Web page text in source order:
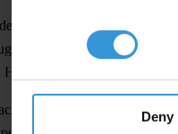
Deny
las Américas evaluados,
(72) y Brasil (43),que
Paraguay, Haití y
evalúa los niveles de